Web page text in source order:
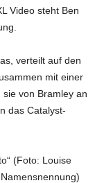
Video steht Ben
verteilt auf den
mit einer
von Bramley an
das Catalyst-
(Foto: Louise